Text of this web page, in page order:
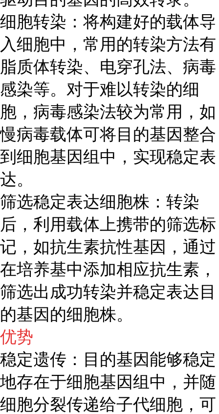
细胞转染：将构建好的载体导
入细胞中，常用的转染方法有
脂质体转染、电穿孔法、病毒
感染等。对于难以转染的细
胞，病毒感染法较为常用，如
慢病毒载体可将目的基因整合
到细胞基因组中，实现稳定表
达。
筛选稳定表达细胞株：转染
后，利用载体上携带的筛选标
记，如抗生素抗性基因，通过
在培养基中添加相应抗生素，
筛选出成功转染并稳定表达目
的基因的细胞株。
优势
稳定遗传：目的基因能够稳定
地存在于细胞基因组中，并随
细胞分裂传递给子代细胞，可